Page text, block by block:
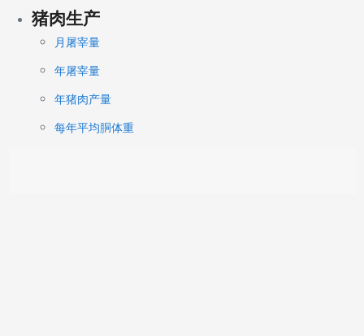
猪肉生产
月屠宰量
年屠宰量
年猪肉产量
每年平均胴体重